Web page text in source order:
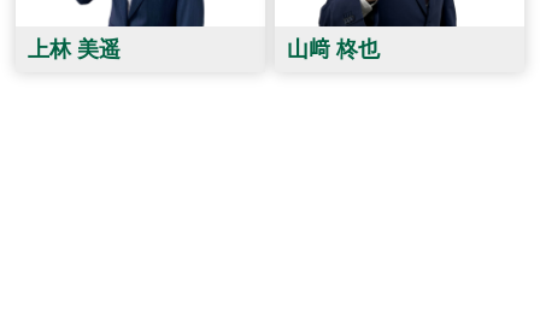
上林 美遥 山﨑 柊也